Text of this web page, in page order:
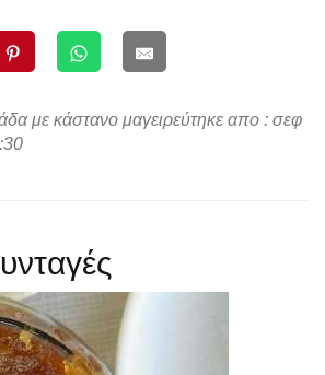
με κάστανο μαγειρεύτηκε απο : σεφ